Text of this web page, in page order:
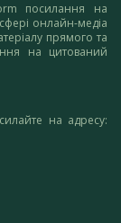
посилання на
сфері онлайн-медіа
прямого та
на цитований
на адресу: